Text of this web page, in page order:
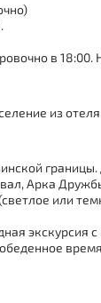
в 18:00.
из
Арка
или
экскурсия